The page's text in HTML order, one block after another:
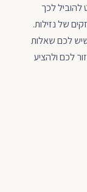
לכך
של נזילות.
לכם שאלות
לכם ולהציע